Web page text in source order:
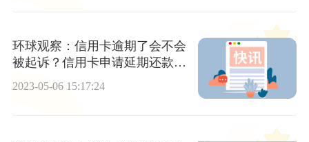
环球观察：信用卡逾期了会不会
被起诉？信用卡申请延期还款有
2023-05-06 15:17:24